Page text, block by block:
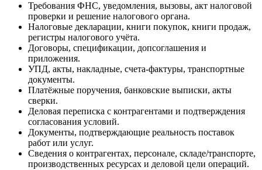
Требования ФНС, уведомления, вызовы, акт налоговой
проверки и решение налогового органа.
Налоговые декларации, книги покупок, книги продаж,
регистры налогового учёта.
Договоры, спецификации, допсоглашения и
приложения.
УПД, акты, накладные, счета-фактуры, транспортные
документы.
Платёжные поручения, банковские выписки, акты
сверки.
Деловая переписка с контрагентами и подтверждения
согласования условий.
Документы, подтверждающие реальность поставок
работ или услуг.
Сведения о контрагентах, персонале, складе/транспорте,
производственных ресурсах и деловой цели операций.